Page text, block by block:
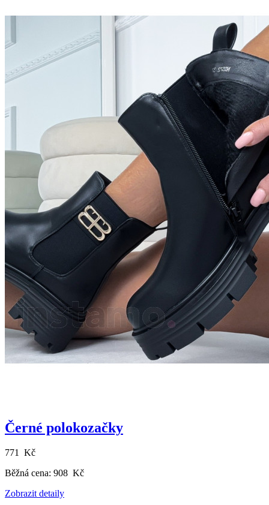
Černé polokozačky
771 Kč
Běžná cena: 908 Kč
Zobrazit detaily